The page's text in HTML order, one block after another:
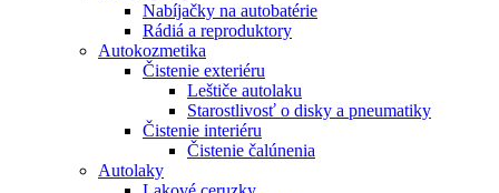
Nabíjačky na autobatérie
Rádiá a reproduktory
Autokozmetika
Čistenie exteriéru
Leštiče autolaku
Starostlivosť o disky a pneumatiky
Čistenie interiéru
Čistenie čalúnenia
Autolaky